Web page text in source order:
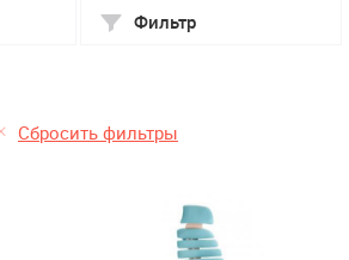
Фильтр
Сбросить фильтры